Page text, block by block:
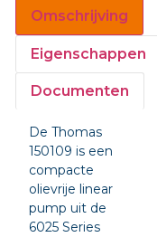
Omschrijving
Eigenschappen
Documenten
De Thomas
150109 is een
compacte
olievrije linear
pump uit de
6025 Series